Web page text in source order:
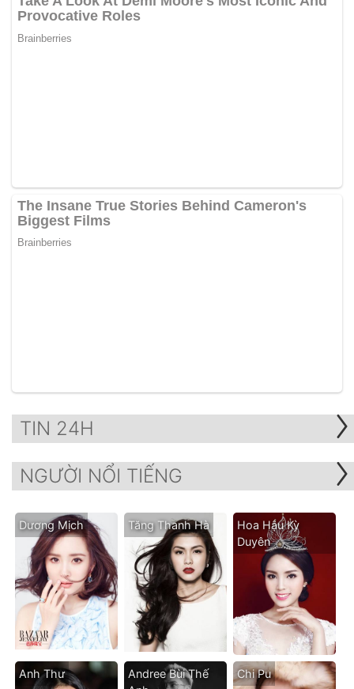
TIN 24H
NGƯỜI NỔI TIẾNG
Dương Mịch Tăng Thanh Hà
Hoa Hậu Kỳ
Duyên
Anh Thư
Andree Bùi Thế
Chi Pu